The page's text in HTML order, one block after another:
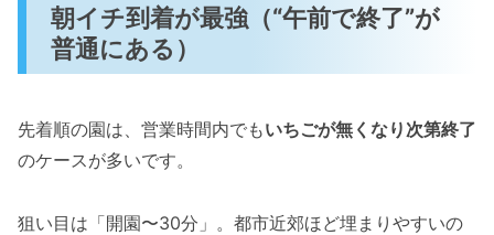
朝イチ到着が最強（“午前で終了”が
普通にある）
先着順の園は、営業時間内でもいちごが無くなり次第終了
のケースが多いです。
狙い目は「開園〜30分」。都市近郊ほど埋まりやすいの